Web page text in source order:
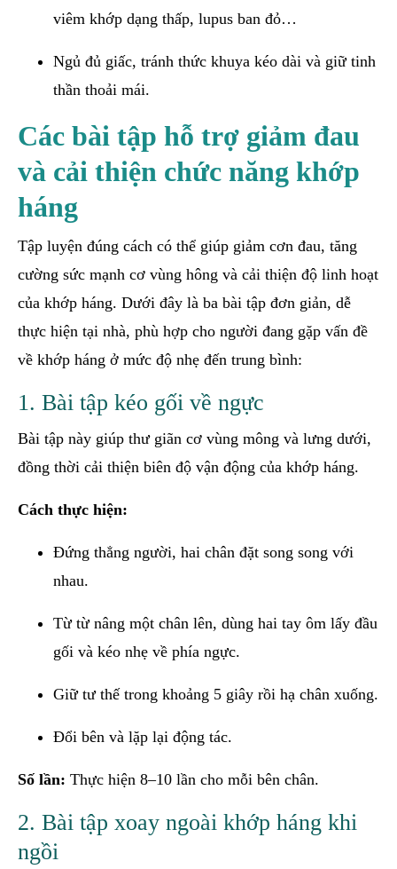
viêm khớp dạng thấp, lupus ban đỏ…
Ngủ đủ giấc, tránh thức khuya kéo dài và giữ tinh
thần thoải mái.
Các bài tập hỗ trợ giảm đau
và cải thiện chức năng khớp
háng
Tập luyện đúng cách có thể giúp giảm cơn đau, tăng
cường sức mạnh cơ vùng hông và cải thiện độ linh hoạt
của khớp háng. Dưới đây là ba bài tập đơn giản, dễ
thực hiện tại nhà, phù hợp cho người đang gặp vấn đề
về khớp háng ở mức độ nhẹ đến trung bình:
1. Bài tập kéo gối về ngực
Bài tập này giúp thư giãn cơ vùng mông và lưng dưới,
đồng thời cải thiện biên độ vận động của khớp háng.
Cách thực hiện:
Đứng thẳng người, hai chân đặt song song với
nhau.
Từ từ nâng một chân lên, dùng hai tay ôm lấy đầu
gối và kéo nhẹ về phía ngực.
Giữ tư thế trong khoảng 5 giây rồi hạ chân xuống.
Đổi bên và lặp lại động tác.
Số lần: Thực hiện 8–10 lần cho mỗi bên chân.
2. Bài tập xoay ngoài khớp háng khi
ngồi